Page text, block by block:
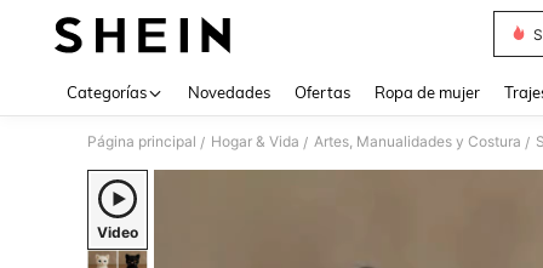
Categorías Novedades Ofertas Ropa de mujer
Página principal / Hogar & Vida / Artes, Manualidades y Costura /
Video